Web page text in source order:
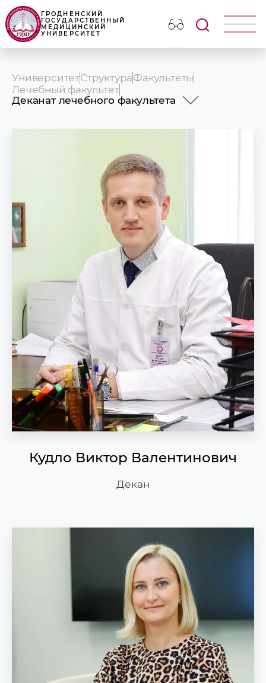
ГРОДНЕНСКИЙ
ГОСУДАРСТВЕННЫЙ
МЕДИЦИНСКИЙ
УНИВЕРСИТЕТ
УниверситетСтруктураФакультеты
Лечебный факультет
Деканат лечебного факультета
Кафедры факультета
Образовательный процесс
Распределение
Дорожная карта профориентации
Научные школы и научно-
исследовательские работы
Воспитательная работа
Журнал факультета ELF
Вопрос декану
Запись на консультацию к педагогу-
психологу
Кудло Виктор Валентинович
Декан